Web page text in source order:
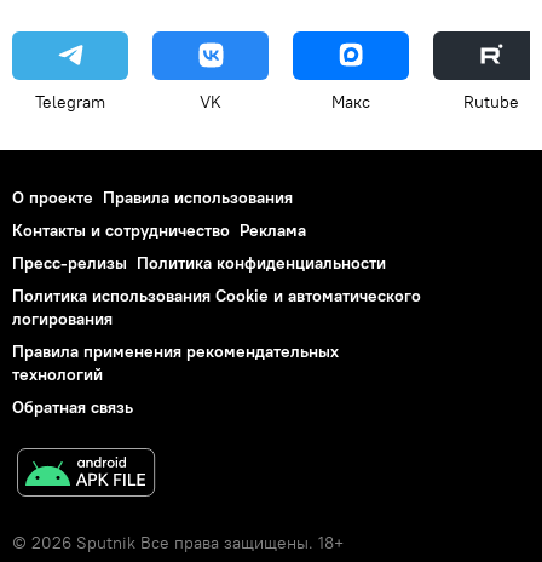
Telegram VK Макс Rutube
О проекте Правила использования
Контакты и сотрудничество Реклама
Пресс-релизы Политика конфиденциальности
Политика использования Cookie и автоматического
логирования
Правила применения рекомендательных
технологий
Обратная связь
© 2026 Sputnik Все права защищены. 18+